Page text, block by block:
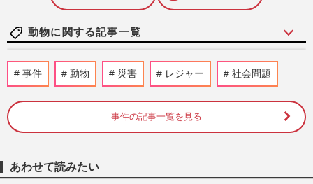
動物に関する記事一覧
《祝！7月5日生まれ》大谷翔平とレッサー
パンダの風太くん「真美子さんと2人の子
週刊女性PRIME 2026/7/5
者爆増「飼育員の姿は撮影禁止」SNS拡散
リスクに“異例の対応”
事件 動物 災害 レジャー 社会問題
事件の記事一覧を見る
あわせて読みたい